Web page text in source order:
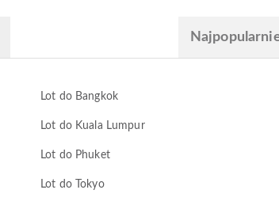
Lot do Bangkok
Lot do Kuala Lumpur
Lot do Phuket
Lot do Tokyo